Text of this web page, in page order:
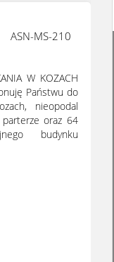
ASN-MS-210
W KOZACH
Państwu do
nieopodal
oraz 64
budynku